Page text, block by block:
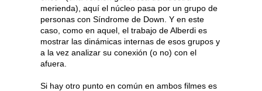
merienda), aquí el núcleo pasa por un grupo de
personas con Síndrome de Down. Y en este
caso, como en aquel, el trabajo de Alberdi es
mostrar las dinámicas internas de esos grupos y
a la vez analizar su conexión (o no) con el
afuera.
Si hay otro punto en común en ambos filmes es